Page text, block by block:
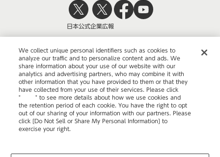
株式会社オカムラ
ウェブサイトのご利用について
プライバシーポリシー
COPYRIGHT © OKAMURA CORPORATION. ALL RIGHTS RESERVED.
日本公式企業広報
We collect unique personal identifiers such as cookies to
analyze our traffic and to personalize content and ads. We
share information about your use of our website with our
analytics and advertising partners, who may combine it with
other information that you have provided to them or that they
have collected from your use of their services. Please click
"
here" to see more details about how we use cookies and
the retention period of each cookie. You have the right to opt
out of our sharing of your information with our partners. Please
click [Do Not Sell or Share My Personal Information] to
exercise your right.